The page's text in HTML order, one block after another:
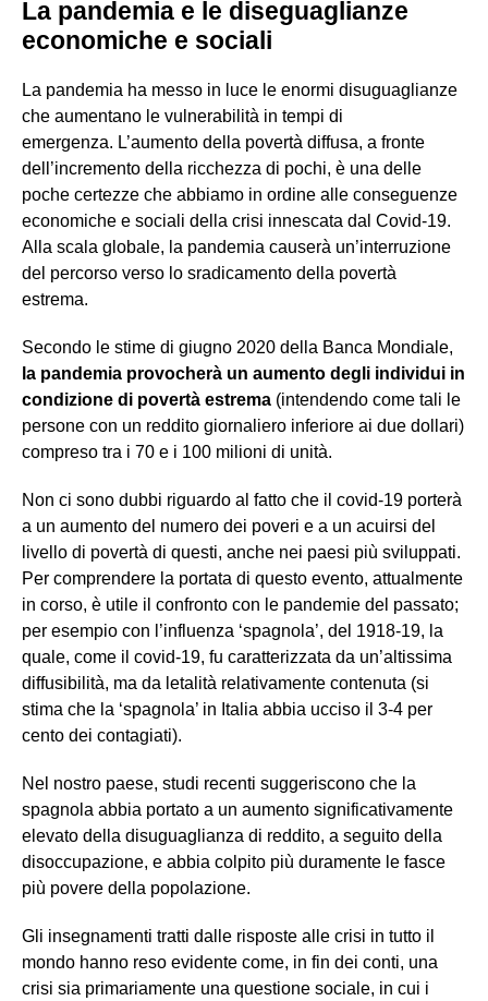
La pandemia e le diseguaglianze
economiche e sociali
La pandemia ha messo in luce le enormi disuguaglianze
che aumentano le vulnerabilità in tempi di
emergenza. L’aumento della povertà diffusa, a fronte
dell’incremento della ricchezza di pochi, è una delle
poche certezze che abbiamo in ordine alle conseguenze
economiche e sociali della crisi innescata dal Covid-19.
Alla scala globale, la pandemia causerà un’interruzione
del percorso verso lo sradicamento della povertà
estrema.
Secondo le stime di giugno 2020 della Banca Mondiale,
la pandemia provocherà un aumento degli individui in
condizione di povertà estrema (intendendo come tali le
persone con un reddito giornaliero inferiore ai due dollari)
compreso tra i 70 e i 100 milioni di unità.
Non ci sono dubbi riguardo al fatto che il covid-19 porterà
a un aumento del numero dei poveri e a un acuirsi del
livello di povertà di questi, anche nei paesi più sviluppati.
Per comprendere la portata di questo evento, attualmente
in corso, è utile il confronto con le pandemie del passato;
per esempio con l’influenza ‘spagnola’, del 1918-19, la
quale, come il covid-19, fu caratterizzata da un’altissima
diffusibilità, ma da letalità relativamente contenuta (si
stima che la ‘spagnola’ in Italia abbia ucciso il 3-4 per
cento dei contagiati).
Nel nostro paese, studi recenti suggeriscono che la
spagnola abbia portato a un aumento significativamente
elevato della disuguaglianza di reddito, a seguito della
disoccupazione, e abbia colpito più duramente le fasce
più povere della popolazione.
Gli insegnamenti tratti dalle risposte alle crisi in tutto il
mondo hanno reso evidente come, in fin dei conti, una
crisi sia primariamente una questione sociale, in cui i